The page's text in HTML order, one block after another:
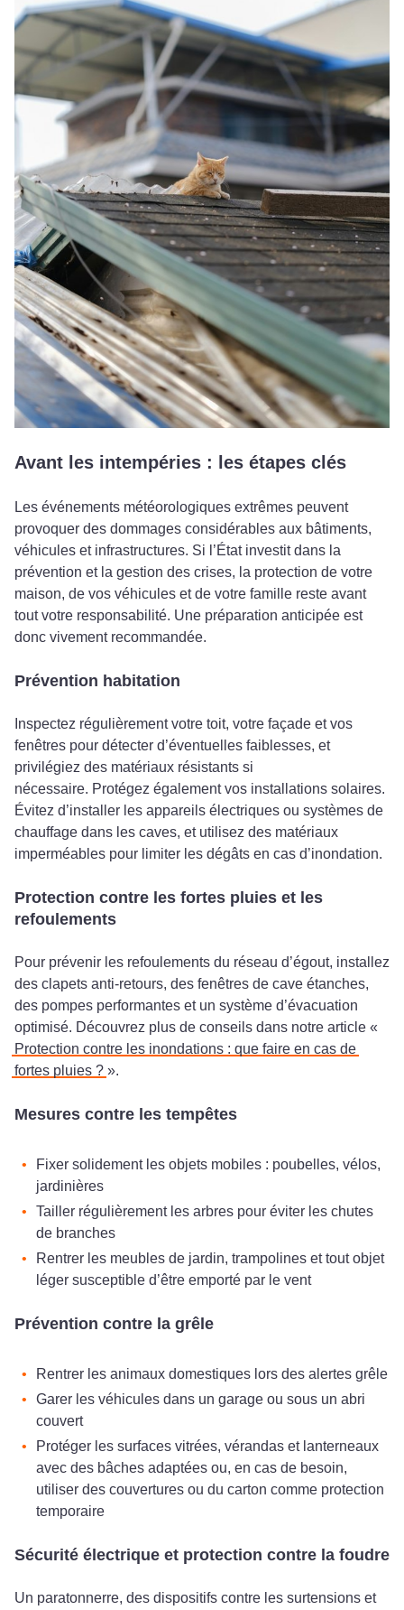
Avant les intempéries : les étapes clés
Les événements météorologiques extrêmes peuvent
provoquer des dommages considérables aux bâtiments,
véhicules et infrastructures. Si l’État investit dans la
prévention et la gestion des crises, la protection de votre
maison, de vos véhicules et de votre famille reste avant
tout votre responsabilité. Une préparation anticipée est
donc vivement recommandée.
Prévention habitation
Inspectez régulièrement votre toit, votre façade et vos
fenêtres pour détecter d’éventuelles faiblesses, et
privilégiez des matériaux résistants si
nécessaire. Protégez également vos installations solaires.
Évitez d’installer les appareils électriques ou systèmes de
chauffage dans les caves, et utilisez des matériaux
imperméables pour limiter les dégâts en cas d’inondation.
Protection contre les fortes pluies et les
refoulements
Pour prévenir les refoulements du réseau d’égout, installez
des clapets anti-retours, des fenêtres de cave étanches,
des pompes performantes et un système d’évacuation
optimisé. Découvrez plus de conseils dans notre article «
Protection contre les inondations : que faire en cas de
fortes pluies ? ».
Mesures contre les tempêtes
Fixer solidement les objets mobiles : poubelles, vélos,
jardinières
Tailler régulièrement les arbres pour éviter les chutes
de branches
Rentrer les meubles de jardin, trampolines et tout objet
léger susceptible d’être emporté par le vent
Prévention contre la grêle
Rentrer les animaux domestiques lors des alertes grêle
Garer les véhicules dans un garage ou sous un abri
couvert
Protéger les surfaces vitrées, vérandas et lanterneaux
avec des bâches adaptées ou, en cas de besoin,
utiliser des couvertures ou du carton comme protection
temporaire
Sécurité électrique et protection contre la foudre
Un paratonnerre, des dispositifs contre les surtensions et